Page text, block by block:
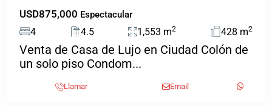
USD875,000 Espectacular
4 4.5 1,553 m2 428 m2
Venta de Casa de Lujo en Ciudad Colón de
un solo piso Condom...
Llamar Email